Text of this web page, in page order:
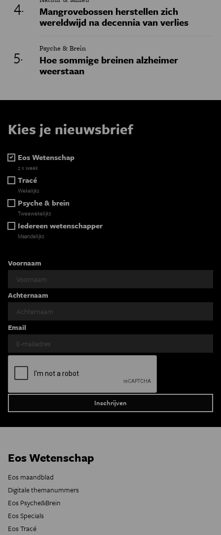
Mangrovebossen herstellen zich
wereldwijd na decennia van verlies
Psyche & Brein
Hoe sommige breinen alzheimer
weerstaan
Kies je nieuwsbrief
Eos Wetenschap
2 x week
Tracé
Wekelijks
Psyche & brein
Tweewekelijks
Iedereen wetenschapper
Maandelijks
Voornaam
Achternaam
Email
Eos Wetenschap
Eos maandblad
Digitale themanummers
Eos Psyche&Brein
Eos Specials
Eos Tracé